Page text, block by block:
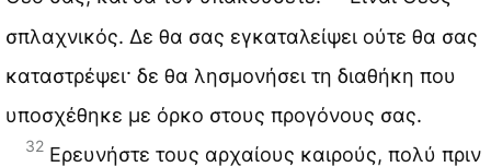
σπλαχνικός. Δε θα σας εγκαταλείψει ούτε θα σας
καταστρέψει· δε θα λησμονήσει τη διαθήκη που
υποσχέθηκε με όρκο στους προγόνους σας.
32 Ερευνήστε τους αρχαίους καιρούς, πολύ πριν